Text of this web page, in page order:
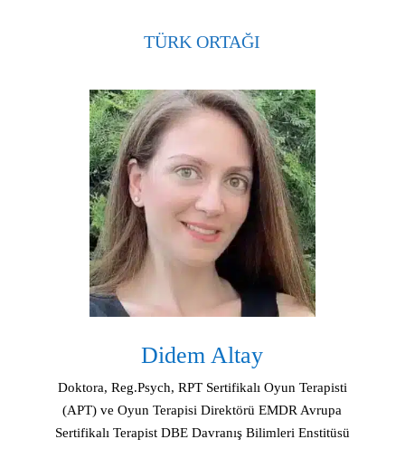
TÜRK ORTAĞI
Didem Altay
Doktora, Reg.Psych, RPT Sertifikalı Oyun Terapisti
(APT) ve Oyun Terapisi Direktörü EMDR Avrupa
Sertifikalı Terapist DBE Davranış Bilimleri Enstitüsü